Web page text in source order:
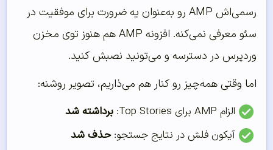
رسمی‌اش AMP رو به‌عنوان یه ضرورت برای موفقیت در
سئو معرفی نمی‌کنه. افزونه AMP هم هنوز توی مخزن
وردپرس در دسترسه و می‌تونید نصبش کنید.
اما وقتی همه‌چیز رو کنار هم می‌ذاریم، تصویر روشنه:
الزام AMP برای Top Stories:
برداشته شد
آیکون فلش در نتایج جستجو:حذف شد